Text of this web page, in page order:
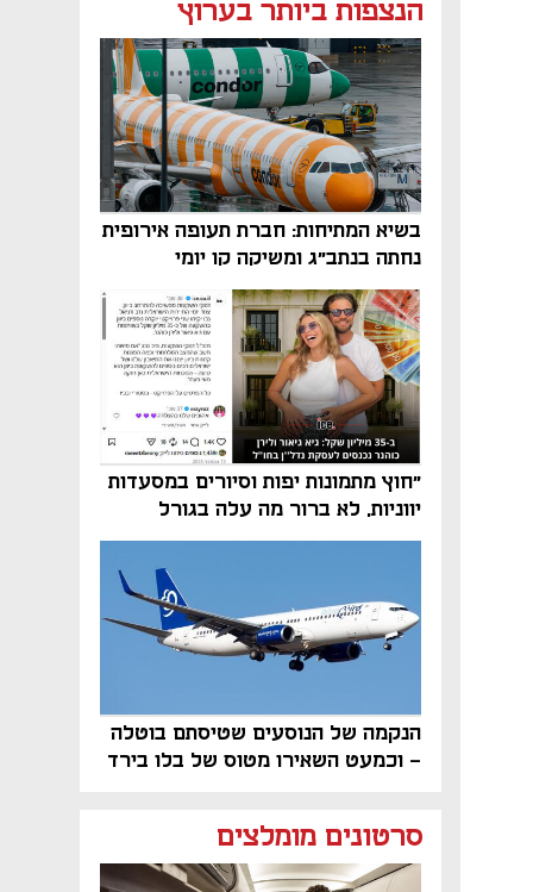
הנצפות ביותר בערוץ
בשיא המתיחות: חברת תעופה אירופית
נחתה בנתב"ג ומשיקה קו יומי
"חוץ מתמונות יפות וסיורים במסעדות
יווניות, לא ברור מה עלה בגורל
פרויקט הנדל"ן"
הנקמה של הנוסעים שטיסתם בוטלה
- וכמעט השאירו מטוס של בלו בירד
סרטונים מומלצים